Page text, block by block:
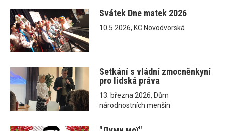
Svátek Dne matek 2026
10.5.2026, KC Novodvorská
Setkání s vládní zmocněnkyní
pro lidská práva
13. března 2026, Dům
národnostních menšin